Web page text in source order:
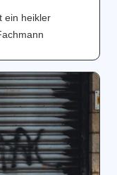
ein heikler